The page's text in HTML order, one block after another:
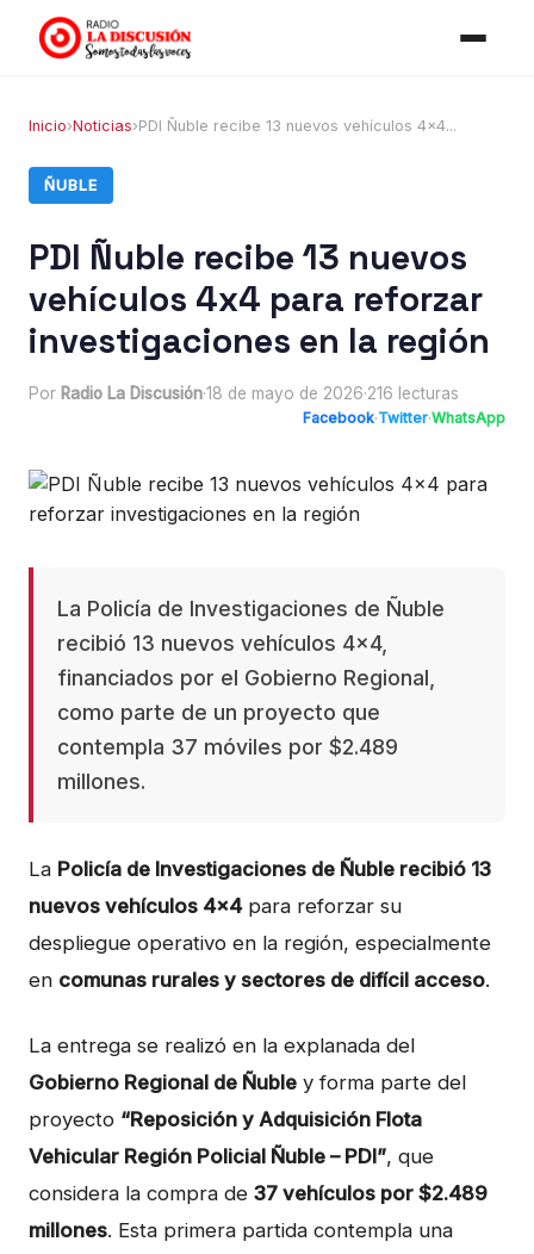
Inicio›Noticias›PDI Ñuble recibe 13 nuevos vehículos 4x4...
ÑUBLE
PDI Ñuble recibe 13 nuevos
vehículos 4x4 para reforzar
investigaciones en la región
Por Radio La Discusión·18 de mayo de 2026·216 lecturas
Facebook·Twitter·WhatsApp
La Policía de Investigaciones de Ñuble
recibió 13 nuevos vehículos 4x4,
financiados por el Gobierno Regional,
como parte de un proyecto que
contempla 37 móviles por $2.489
millones.
La Policía de Investigaciones de Ñuble recibió 13
nuevos vehículos 4x4para reforzar su
despliegue operativo en la región, especialmente
en comunas rurales y sectores de difícil acceso.
La entrega se realizó en la explanada del
Gobierno Regional de Ñuble y forma parte del
proyecto “Reposición y Adquisición Flota
Vehicular Región Policial Ñuble – PDI”, que
considera la compra de 37 vehículos por $2.489
millones. Esta primera partida contempla una